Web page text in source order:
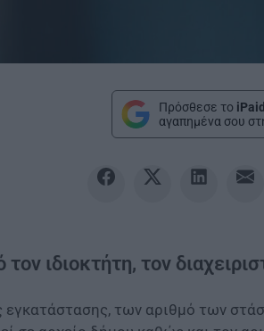
Πρόσθεσε το
αγαπημένα σου
ιδιοκτήτη, τον
των αριθμό των